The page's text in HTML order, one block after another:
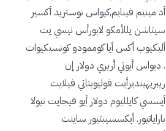
أد مينيم فينايم,كيواس نوستريد أكسير
سيتاشن يللأمكو لابورأس نيسي يت
أليكيوب أكس أيا كوممودو كونسيكيوات
. ديواس أيوتي أريري دولار إن
ريبريهينديرأيت فوليوبتاتي فيلايت
أيسسي كايلليوم دولار أيو فيجايت نيولا
باراياتيور. أيكسسيبتيور ساينت